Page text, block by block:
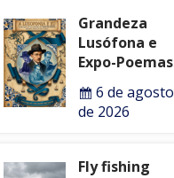
Grandeza
Lusófona e
Expo-Poemas
6 de agosto
de 2026
Fly fishing